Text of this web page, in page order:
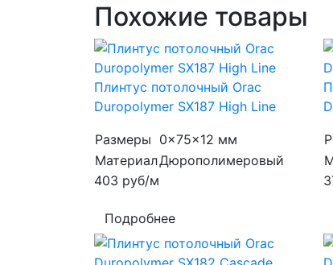
Похожие товары
Плинтус потолочный Orac
Duropolymer SX187 High Line
Размеры 0x75x12 мм
МатериалДюрополимеровый
403 руб/м
Подробнее